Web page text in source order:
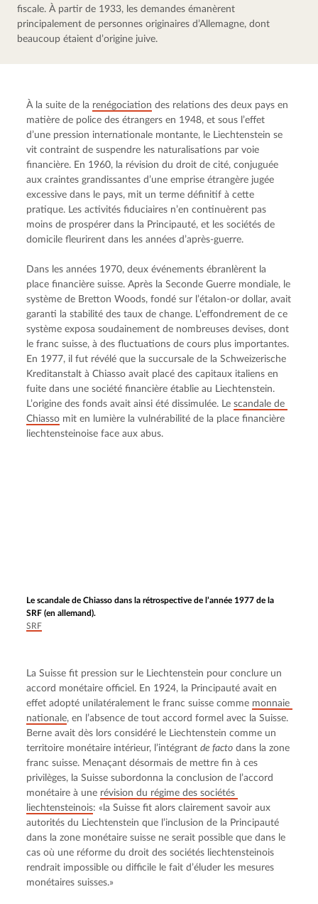
fiscale. À partir de 1933, les demandes émanèrent
principalement de personnes originaires d’Allemagne, dont
beaucoup étaient d’origine juive.
À la suite de la renégociation des relations des deux pays en
matière de police des étrangers en 1948, et sous l’effet
d’une pression internationale montante, le Liechtenstein se
vit contraint de suspendre les naturalisations par voie
financière. En 1960, la révision du droit de cité, conjuguée
aux craintes grandissantes d’une emprise étrangère jugée
excessive dans le pays, mit un terme définitif à cette
pratique. Les activités fiduciaires n’en continuèrent pas
moins de prospérer dans la Principauté, et les sociétés de
domicile fleurirent dans les années d’après-guerre.
Dans les années 1970, deux événements ébranlèrent la
place financière suisse. Après la Seconde Guerre mondiale, le
système de Bretton Woods, fondé sur l’étalon-or dollar, avait
garanti la stabilité des taux de change. L’effondrement de ce
système exposa soudainement de nombreuses devises, dont
le franc suisse, à des fluctuations de cours plus importantes.
En 1977, il fut révélé que la succursale de la Schweizerische
Kreditanstalt à Chiasso avait placé des capitaux italiens en
fuite dans une société financière établie au Liechtenstein.
L’origine des fonds avait ainsi été dissimulée. Le scandale de
Chiasso mit en lumière la vulnérabilité de la place financière
liechtensteinoise face aux abus.
Le scandale de Chiasso dans la rétrospective de l’année 1977 de la
SRF (en allemand).
SRF
La Suisse fit pression sur le Liechtenstein pour conclure un
accord monétaire officiel. En 1924, la Principauté avait en
effet adopté unilatéralement le franc suisse comme monnaie
nationale, en l’absence de tout accord formel avec la Suisse.
Berne avait dès lors considéré le Liechtenstein comme un
territoire monétaire intérieur, l’intégrant de facto dans la zone
franc suisse. Menaçant désormais de mettre fin à ces
privilèges, la Suisse subordonna la conclusion de l’accord
monétaire à une révision du régime des sociétés
liechtensteinois: «la Suisse fit alors clairement savoir aux
autorités du Liechtenstein que l’inclusion de la Principauté
dans la zone monétaire suisse ne serait possible que dans le
cas où une réforme du droit des sociétés liechtensteinois
rendrait impossible ou difficile le fait d’éluder les mesures
monétaires suisses.»